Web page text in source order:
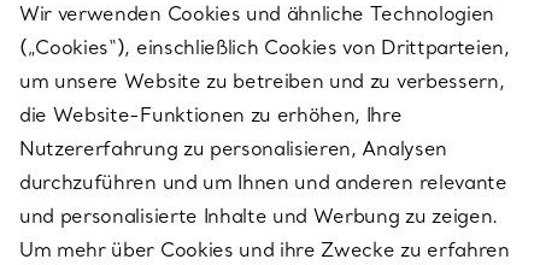
SERVICES
ÜBER TIFFANY & CO.
RECHTLICHE HINWEISE
Wir verwenden Cookies und ähnliche Technologien
(„Cookies“), einschließlich Cookies von Drittparteien,
um unsere Website zu betreiben und zu verbessern,
die Website-Funktionen zu erhöhen, Ihre
Nutzererfahrung zu personalisieren, Analysen
durchzuführen und um Ihnen und anderen relevante
und personalisierte Inhalte und Werbung zu zeigen.
Um mehr über Cookies und ihre Zwecke zu erfahren